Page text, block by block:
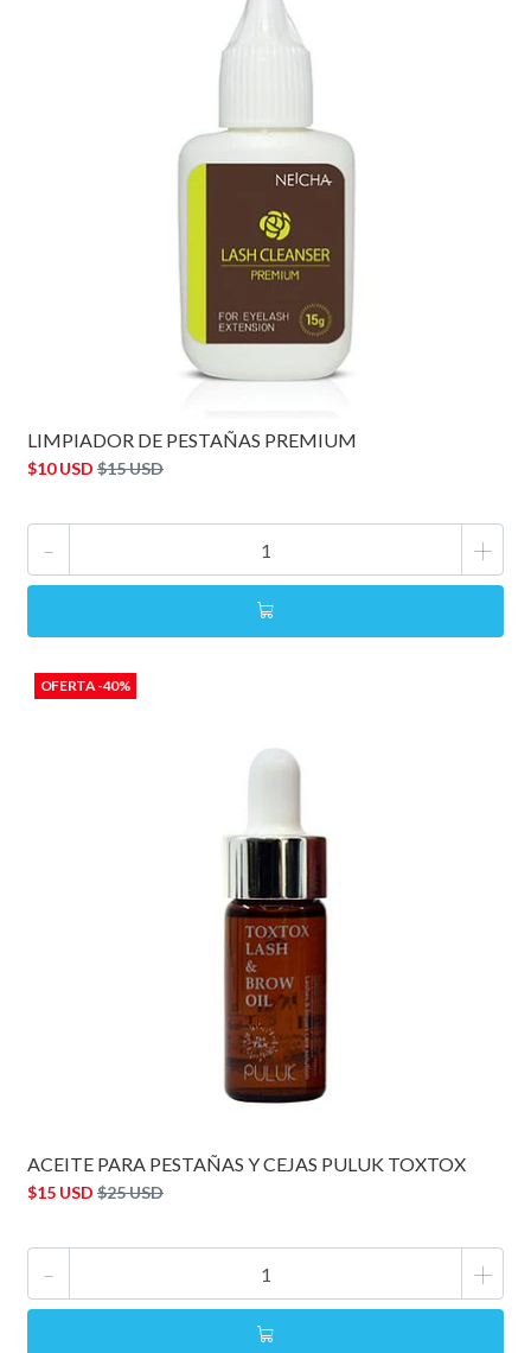
LIMPIADOR DE PESTAÑAS PREMIUM
$10 USD $15 USD
- +
OFERTA -40%
ACEITE PARA PESTAÑAS Y CEJAS PULUK TOXTOX
$15 USD $25 USD
- +